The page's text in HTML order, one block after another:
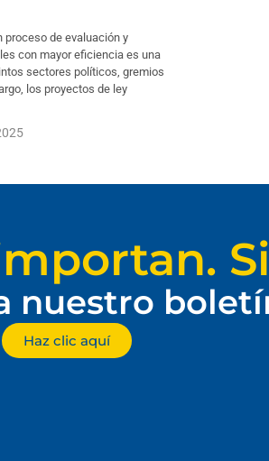
proceso de evaluación y
con mayor eficiencia es una
sectores políticos, gremios
los proyectos de ley
nuestro
Haz clic aquí